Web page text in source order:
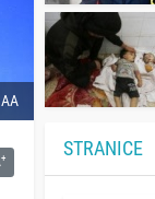
+ STRANICE